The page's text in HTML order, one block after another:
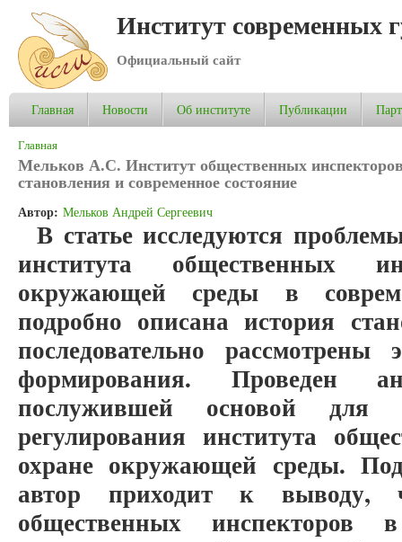
Институт современных
Официальный сайт
Главная Новости Об институте Публикации
Вы здесь
Главная
Мельков А.С. Институт общественных
становления и современное состояние
Автор: Мельков Андрей Сергеевич
В статье исследуются
института общественных
окружающей среды в
подробно описана история
последовательно
формирования. Проведен
послужившей основой для
регулирования института
охране окружающей среды.
автор приходит к выводу,
общественных